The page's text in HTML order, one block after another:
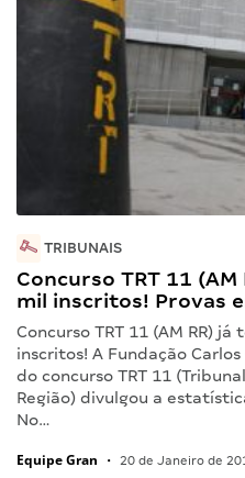
TRIBUNAIS
Concurso TRT 11
mil inscritos! Provas
Concurso TRT 11 (AM RR)
inscritos! A Fundação
do concurso TRT 11
Região) divulgou a
No…
Equipe Gran • 20 de Janeiro de